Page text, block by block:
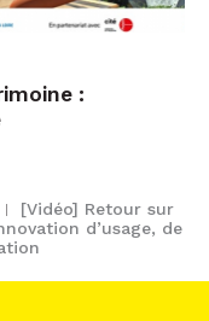
:
[Vidéo] Retour sur
d’usage, de